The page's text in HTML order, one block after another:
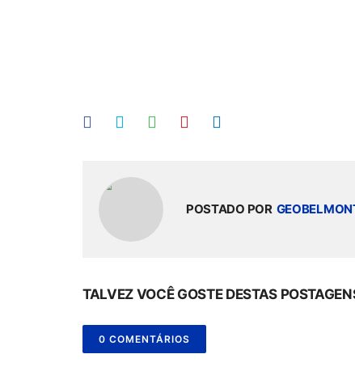
POSTADO POR
TALVEZ VOCÊ GOSTE DESTAS
0 COMENTÁRIOS